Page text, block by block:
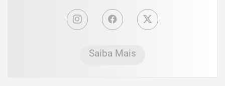
Saiba Mais